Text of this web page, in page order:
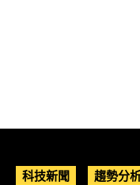
科技新聞 趨勢分